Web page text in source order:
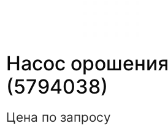
Насос орошения
(5794038)
Цена по запросу